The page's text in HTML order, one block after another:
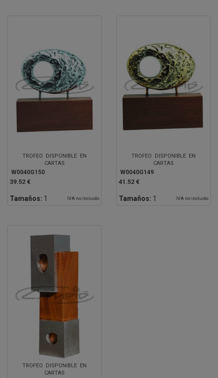
TROFEO DISPONIBLE EN
CARTAS
W0040G150
39.52 €
Tamaños: 1 IVA no incluido
TROFEO DISPONIBLE EN
CARTAS
W0040G149
41.52 €
Tamaños: 1 IVA no incluido
TROFEO DISPONIBLE EN
CARTAS